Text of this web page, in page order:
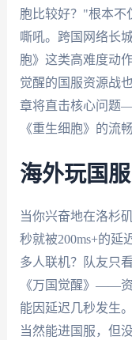
胞比较好？"根本不
嘶吼。跨国网络长
胞》这类高难度动
觉醒的国服资源战
章将直击核心问题
《重生细胞》的流
海外玩国
当你兴奋地在洛杉
秒就被200ms+的延
多人联机？队友只
《万国觉醒》——
能因延迟几秒发生
当然能进国服，但